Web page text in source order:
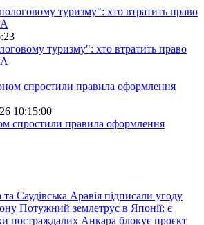
туризму": хто втратить право
10:15:00
спростили правила оформлення
Саудівська Аравія підписали угоду
Потужний землетрус в Японії: є
постраждалих Анкара блокує проєкт